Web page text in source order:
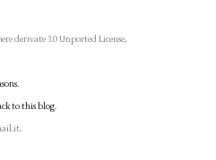
derivate 3.0 Unported License.
to this blog.
.